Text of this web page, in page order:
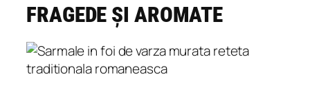
FRAGEDE ȘI AROMATE